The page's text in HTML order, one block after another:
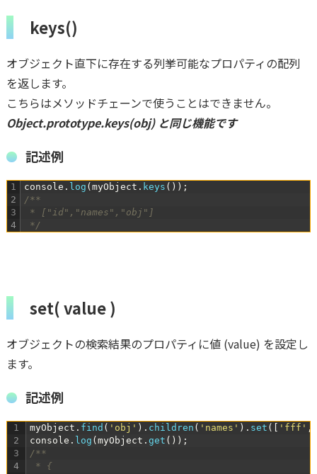
keys()
オブジェクト直下に存在する列挙可能なプロパティの配列
を返します。
こちらはメソッドチェーンで使うことはできません。
Object.prototype.keys(obj) と同じ機能です
記述例
1
2
3
4
console . log ( myObject . keys ( ) ) ;
/**
* ["id","names","obj"]
*/
set( value )
オブジェクトの検索結果のプロパティに値 (value) を設定し
ます。
記述例
1
2
3
4
myObject . find ( 'obj' ) . children ( 'names' ) . set ( 'fff' ,
console . log ( myObject . get ( ) ) ;
/**
* {